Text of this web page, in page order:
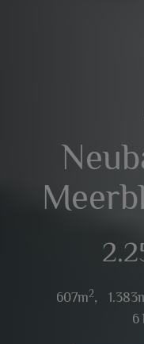
607m2,
6